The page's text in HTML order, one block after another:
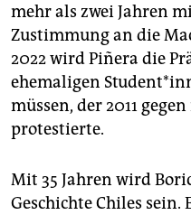
mehr als zwei Jahren
Zustimmung an die
2022 wird Piñera die
ehemaligen
müssen, der 2011
protestierte.
Mit 35 Jahren wird
Geschichte Chiles sein.